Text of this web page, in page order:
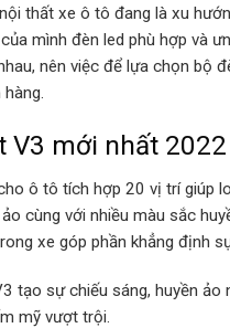
thất xe ô tô đang là xu
mình đèn led phù hợp và
nên việc để lựa chọn bộ
V3 mới nhất 2022
ô tô tích hợp 20 vị trí giúp
cùng với nhiều màu sắc
xe góp phần khẳng định
tạo sự chiếu sáng, huyền
mỹ vượt trội.